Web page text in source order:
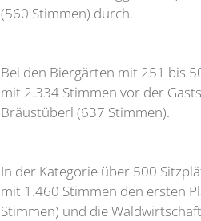
(560 Stimmen) durch.
Bei den Biergärten mit 251 bis
mit 2.334 Stimmen vor der
Bräustüberl (637 Stimmen).
In der Kategorie über 500
mit 1.460 Stimmen den ersten
Stimmen) und die